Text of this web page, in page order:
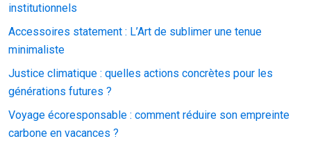
institutionnels
Accessoires statement : L’Art de sublimer une tenue
minimaliste
Justice climatique : quelles actions concrètes pour les
générations futures ?
Voyage écoresponsable : comment réduire son empreinte
carbone en vacances ?